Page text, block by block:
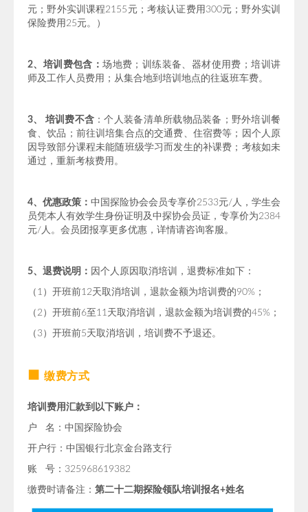
元；野外实训课程2155元；考核认证费用300元；野外实训
保险费用25元。）
2、培训费包含：场地费；训练装备、器材使用费；培训讲
师及工作人员费用；从集合地到培训地点的往返班车费。
3、 培训费不含 ：个人装备清单所载物品装备；野外培训餐
食、饮品；前往训培集合点的交通费、住宿费等；因个人原
因导致部分课程未能随班级学习而发生的补课费；考核如未
通过，重新考核费用。
4、优惠政策： 中国探险协会会员专享价2533元/人，学生会
员凭本人有效学生身份证明及中探协会员证，专享价为2384
元/人。会员团报享更多优惠，详情请咨询客服。
5、退费说明： 因个人原因取消培训，退费标准如下：
（1）开班前12天取消培训，退款金额为培训费的90%；
（2）开班前6至11天取消培训，退款金额为培训费的45%；
（3）开班前5天取消培训，培训费不予退还。
■缴费方式
培训费用汇款到以下账户：
户 名：中国探险协会
开户行：中国银行北京金台路支行
账 号：325968619382
缴费时请备注： 第二十二期探险领队培训报名+姓名